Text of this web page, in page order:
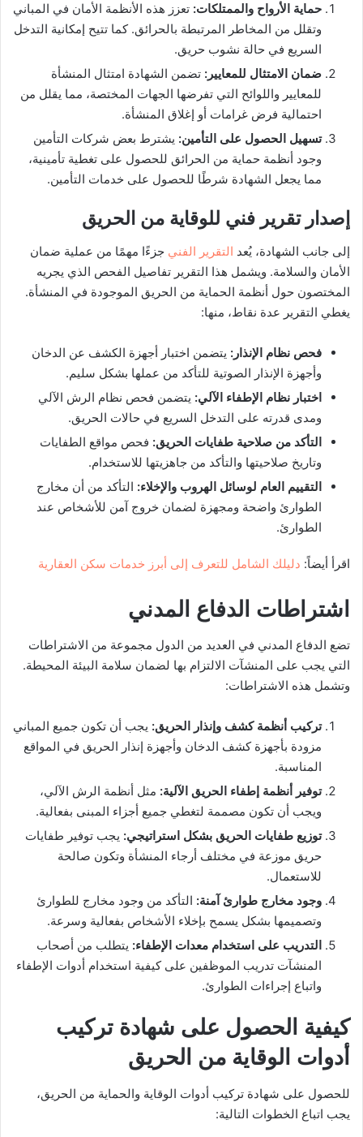
حماية الأرواح والممتلكات: تعزز هذه الأنظمة الأمان في المباني
وتقلل من المخاطر المرتبطة بالحرائق. كما تتيح إمكانية التدخل
السريع في حالة نشوب حريق.
ضمان الامتثال للمعايير : تضمن الشهادة امتثال المنشأة
للمعايير واللوائح التي تفرضها الجهات المختصة، مما يقلل من
احتمالية فرض غرامات أو إغلاق المنشأة.
تسهيل الحصول على التأمين: يشترط بعض شركات التأمين
وجود أنظمة حماية من الحرائق للحصول على تغطية تأمينية،
مما يجعل الشهادة شرطًا للحصول على خدمات التأمين.
إصدار تقرير فني للوقاية من الحريق
إلى جانب الشهادة، يُعد التقرير الفني جزءًا مهمًا من عملية ضمان
الأمان والسلامة. ويشمل هذا التقرير تفاصيل الفحص الذي يجريه
المختصون حول أنظمة الحماية من الحريق الموجودة في المنشأة.
يغطي التقرير عدة نقاط، منها:
فحص نظام الإنذار : يتضمن اختبار أجهزة الكشف عن الدخان
وأجهزة الإنذار الصوتية للتأكد من عملها بشكل سليم.
اختبار نظام الإطفاء الآلي: يتضمن فحص نظام الرش الآلي
ومدى قدرته على التدخل السريع في حالات الحريق.
التأكد من صلاحية طفايات الحريق: فحص مواقع الطفايات
وتاريخ صلاحيتها والتأكد من جاهزيتها للاستخدام.
التقييم العام لوسائل الهروب والإخلاء: التأكد من أن مخارج
الطوارئ واضحة ومجهزة لضمان خروج آمن للأشخاص عند
الطوارئ.
اقرأ أيضاً: دليلك الشامل للتعرف إلى أبرز خدمات سكن العقارية
اشتراطات الدفاع المدني
تضع الدفاع المدني في العديد من الدول مجموعة من الاشتراطات
التي يجب على المنشآت الالتزام بها لضمان سلامة البيئة المحيطة.
وتشمل هذه الاشتراطات:
تركيب أنظمة كشف وإنذار الحريق: يجب أن تكون جميع المباني
مزودة بأجهزة كشف الدخان وأجهزة إنذار الحريق في المواقع
المناسبة.
توفير أنظمة إطفاء الحريق الآلية: مثل أنظمة الرش الآلي،
ويجب أن تكون مصممة لتغطي جميع أجزاء المبنى بفعالية.
توزيع طفايات الحريق بشكل استراتيجي: يجب توفير طفايات
حريق موزعة في مختلف أرجاء المنشأة وتكون صالحة
للاستعمال.
وجود مخارج طوارئ آمنة: التأكد من وجود مخارج للطوارئ
وتصميمها بشكل يسمح بإخلاء الأشخاص بفعالية وسرعة.
التدريب على استخدام معدات الإطفاء: يتطلب من أصحاب
المنشآت تدريب الموظفين على كيفية استخدام أدوات الإطفاء
واتباع إجراءات الطوارئ.
كيفية الحصول على شهادة تركيب
أدوات الوقاية من الحريق
للحصول على شهادة تركيب أدوات الوقاية والحماية من الحريق،
يجب اتباع الخطوات التالية: